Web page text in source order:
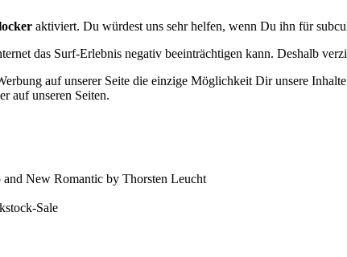
aktiviert. Du würdest uns sehr helfen, wenn Du ihn für
das Surf-Erlebnis negativ beeinträchtigen kann. Deshalb
auf unserer Seite die einzige Möglichkeit Dir unsere
auf unseren Seiten.
and New Romantic by Thorsten Leucht
Sale